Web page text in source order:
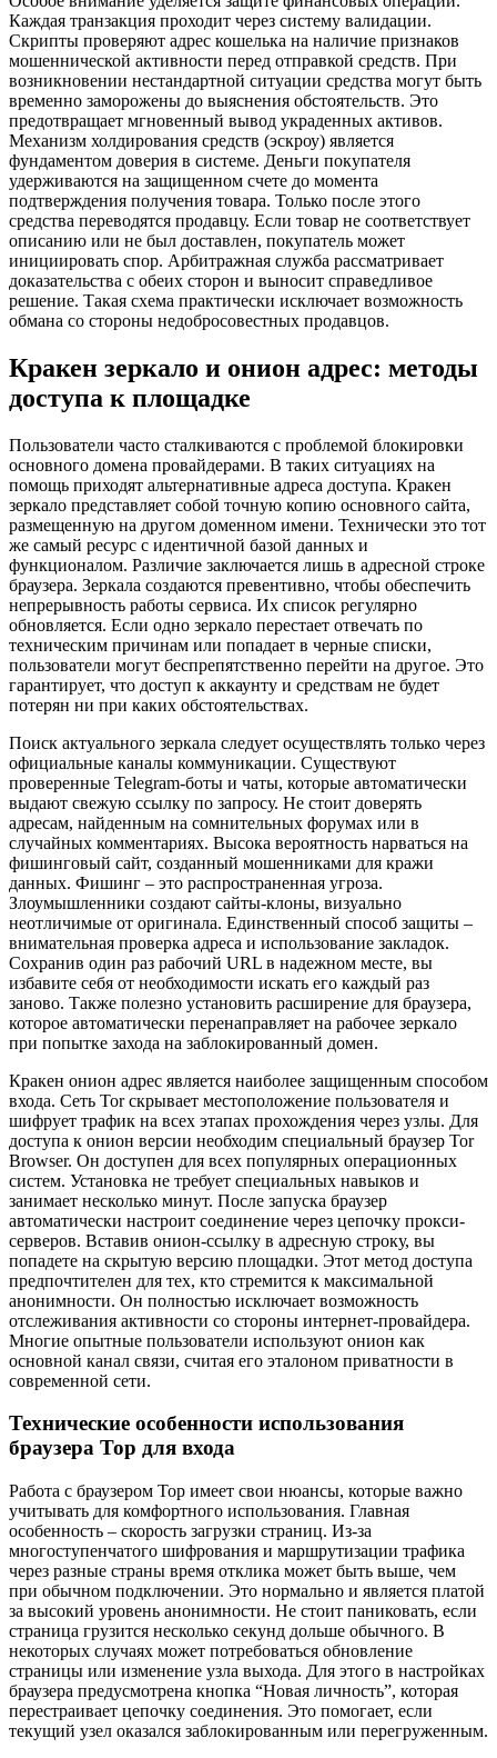
Каждая транзакция проходит через систему валидации.
Скрипты проверяют адрес кошелька на наличие признаков
мошеннической активности перед отправкой средств. При
возникновении нестандартной ситуации средства могут быть
временно заморожены до выяснения обстоятельств. Это
предотвращает мгновенный вывод украденных активов.
Механизм холдирования средств (эскроу) является
фундаментом доверия в системе. Деньги покупателя
удерживаются на защищенном счете до момента
подтверждения получения товара. Только после этого
средства переводятся продавцу. Если товар не соответствует
описанию или не был доставлен, покупатель может
инициировать спор. Арбитражная служба рассматривает
доказательства с обеих сторон и выносит справедливое
решение. Такая схема практически исключает возможность
обмана со стороны недобросовестных продавцов.
Кракен зеркало и онион адрес: методы
доступа к площадке
Пользователи часто сталкиваются с проблемой блокировки
основного домена провайдерами. В таких ситуациях на
помощь приходят альтернативные адреса доступа. Кракен
зеркало представляет собой точную копию основного сайта,
размещенную на другом доменном имени. Технически это тот
же самый ресурс с идентичной базой данных и
функционалом. Различие заключается лишь в адресной строке
браузера. Зеркала создаются превентивно, чтобы обеспечить
непрерывность работы сервиса. Их список регулярно
обновляется. Если одно зеркало перестает отвечать по
техническим причинам или попадает в черные списки,
пользователи могут беспрепятственно перейти на другое. Это
гарантирует, что доступ к аккаунту и средствам не будет
потерян ни при каких обстоятельствах.
Поиск актуального зеркала следует осуществлять только через
официальные каналы коммуникации. Существуют
проверенные Telegram-боты и чаты, которые автоматически
выдают свежую ссылку по запросу. Не стоит доверять
адресам, найденным на сомнительных форумах или в
случайных комментариях. Высока вероятность нарваться на
фишинговый сайт, созданный мошенниками для кражи
данных. Фишинг – это распространенная угроза.
Злоумышленники создают сайты-клоны, визуально
неотличимые от оригинала. Единственный способ защиты –
внимательная проверка адреса и использование закладок.
Сохранив один раз рабочий URL в надежном месте, вы
избавите себя от необходимости искать его каждый раз
заново. Также полезно установить расширение для браузера,
которое автоматически перенаправляет на рабочее зеркало
при попытке захода на заблокированный домен.
Кракен онион адрес является наиболее защищенным способом
входа. Сеть Tor скрывает местоположение пользователя и
шифрует трафик на всех этапах прохождения через узлы. Для
доступа к онион версии необходим специальный браузер Tor
Browser. Он доступен для всех популярных операционных
систем. Установка не требует специальных навыков и
занимает несколько минут. После запуска браузер
автоматически настроит соединение через цепочку прокси-
серверов. Вставив онион-ссылку в адресную строку, вы
попадете на скрытую версию площадки. Этот метод доступа
предпочтителен для тех, кто стремится к максимальной
анонимности. Он полностью исключает возможность
отслеживания активности со стороны интернет-провайдера.
Многие опытные пользователи используют онион как
основной канал связи, считая его эталоном приватности в
современной сети.
Технические особенности использования
браузера Тор для входа
Работа с браузером Тор имеет свои нюансы, которые важно
учитывать для комфортного использования. Главная
особенность – скорость загрузки страниц. Из-за
многоступенчатого шифрования и маршрутизации трафика
через разные страны время отклика может быть выше, чем
при обычном подключении. Это нормально и является платой
за высокий уровень анонимности. Не стоит паниковать, если
страница грузится несколько секунд дольше обычного. В
некоторых случаях может потребоваться обновление
страницы или изменение узла выхода. Для этого в настройках
браузера предусмотрена кнопка “Новая личность”, которая
перестраивает цепочку соединения. Это помогает, если
текущий узел оказался заблокированным или перегруженным.